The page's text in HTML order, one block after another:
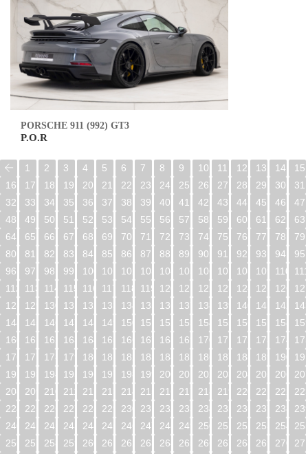
PORSCHE 911 (992) GT3
P.O.R
1 2 3 4 5 6 7 8 9 10 11 12 13 14
15
16
17 18 19 20 21 22 23 24 25 26 27 28 29 30
31
32
33 34 35 36 37 38 39 40 41 42 43 44 45 46
47
48
49 50 51 52 53 54 55 56 57 58 59 60 61 62
63
64
65 66 67 68 69 70 71 72 73 74 75 76 77 78
79
80
81 82 83 84 85 86 87 88 89 90 91 92 93 94
95
96
97 98 99 100 101 102 103 104 105 106 107 108 109 110
112
113 114 115 116 117 118 119 120 121 122 123 124 125 126
128
129 130 131 132 133 134 135 136 137 138 139 140 141 142
144
145 146 147 148 149 150 151 152 153 154 155 156 157 158
160
161 162 163 164 165 166 167 168 169 170 171 172 173 174
176
177 178 179 180 181 182 183 184 185 186 187 188 189 190
192
193 194 195 196 197 198 199 200 201 202 203 204 205 206
208
209 210 211 212 213 214 215 216 217 218 219 220 221 222
224
225 226 227 228 229 230 231 232 233 234 235 236 237 238
240
241 242 243 244 245 246 247 248 249 250 251 252 253 254
256
257 258 259 260 261 262 263 264 265 266 267 268 269 270